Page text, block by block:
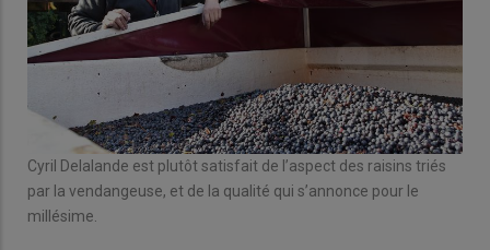
Cyril Delalande est plutôt satisfait de l’aspect des raisins triés
par la vendangeuse, et de la qualité qui s’annonce pour le
millésime.